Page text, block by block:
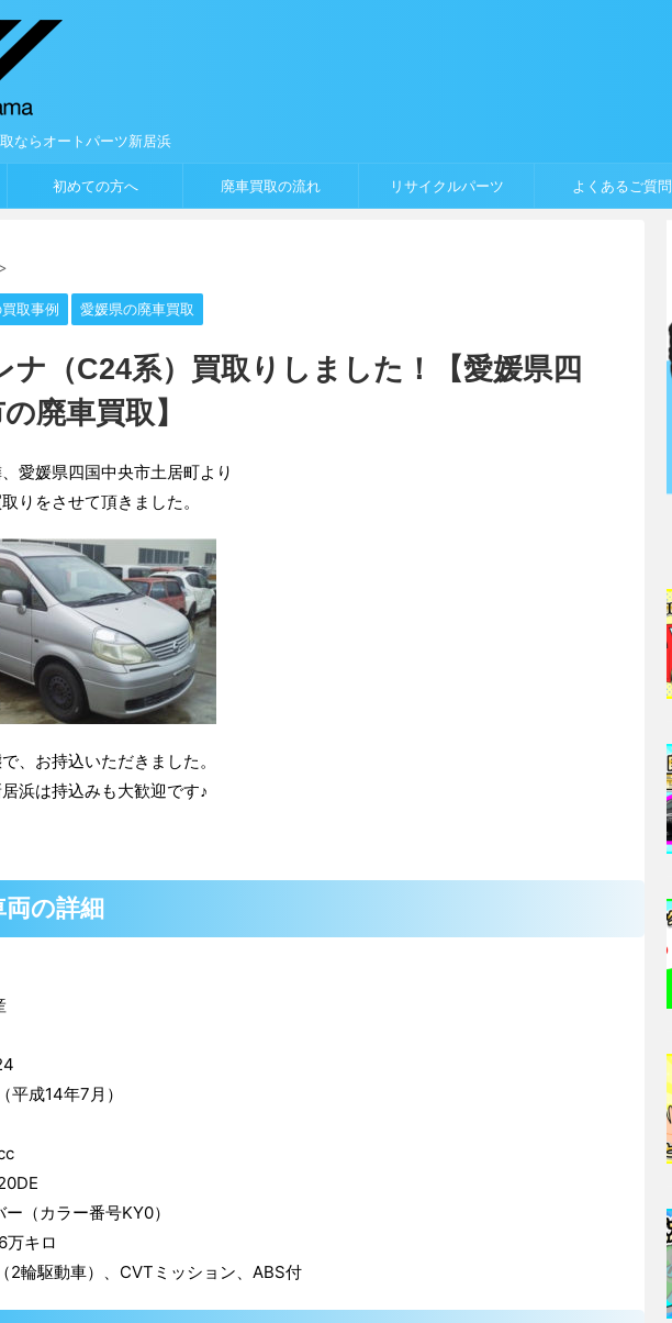
ならオートパーツ新居浜
初めての方へ 廃車買取の流れ リサイクルパーツ よくあるご質問
>
取事例 愛媛県の廃車買取
ナ（C24系）買取りしました！【愛媛県四
廃車買取】
愛媛県四国中央市土居町より
りをさせて頂きました。
、お持込いただきました。
浜は持込みも大歓迎です♪
両の詳細
成14年7月）
（カラー番号KY0）
万キロ
2輪駆動車）、CVTミッション、ABS付